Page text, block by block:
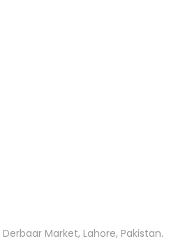
Market, Lahore, Pakistan.